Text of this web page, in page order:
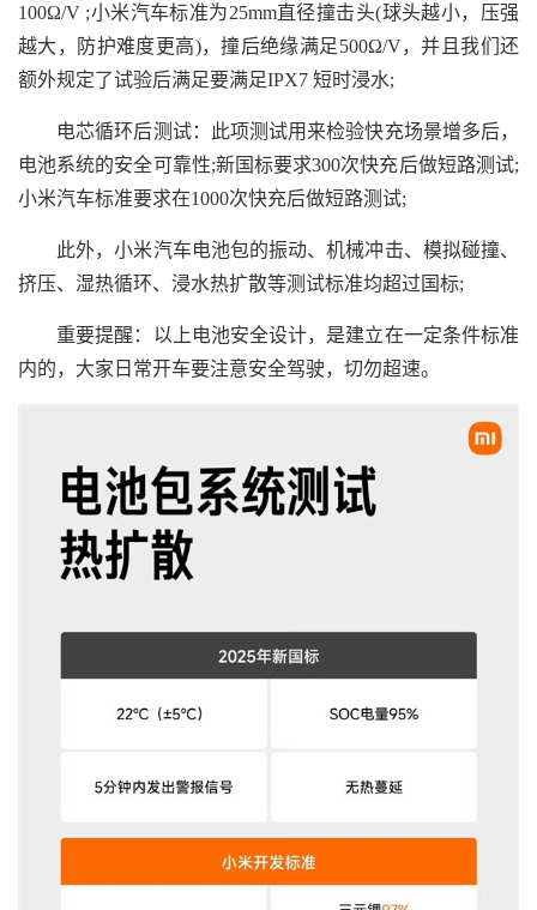
100Ω/V ;小米汽车标准为25mm直径撞击头(球头越小，压强
越大，防护难度更高)，撞后绝缘满足500Ω/V，并且我们还
额外规定了试验后满足要满足IPX7 短时浸水;
电芯循环后测试：此项测试用来检验快充场景增多后，
电池系统的安全可靠性;新国标要求300次快充后做短路测试;
小米汽车标准要求在1000次快充后做短路测试;
此外，小米汽车电池包的振动、机械冲击、模拟碰撞、
挤压、湿热循环、浸水热扩散等测试标准均超过国标;
重要提醒：以上电池安全设计，是建立在一定条件标准
内的，大家日常开车要注意安全驾驶，切勿超速。